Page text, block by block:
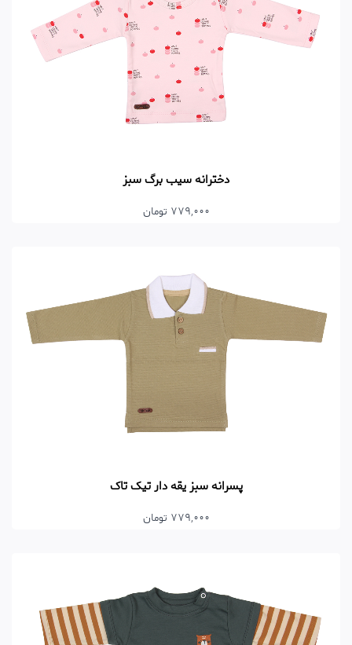
دخترانه سیب برگ سبز
779,000 تومان
پسرانه سبز یقه دار تیک تاک
779,000 تومان